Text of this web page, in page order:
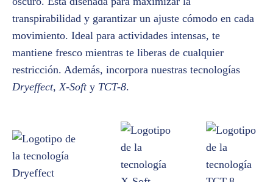
transpirabilidad y garantizar un ajuste cómodo en cada
movimiento. Ideal para actividades intensas, te
mantiene fresco mientras te liberas de cualquier
restricción. Además, incorpora nuestras tecnologías
Dryeffect,X-Softy TCT-8.